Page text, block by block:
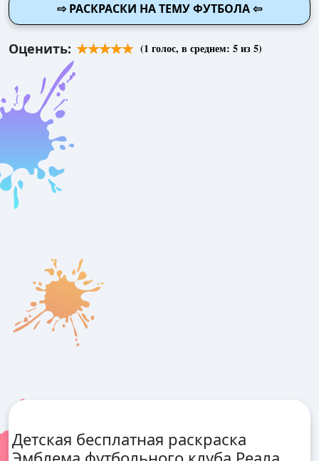
⇨ РАСКРАСКИ НА ТЕМУ ФУТБОЛА ⇦
Оценить: (1 голос, в среднем: 5из 5)
Детская бесплатная раскраска